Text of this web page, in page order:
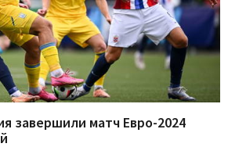
завершили матч Евро-2024